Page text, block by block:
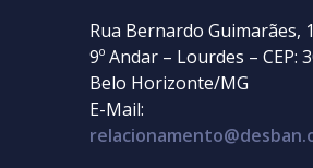
Rua Bernardo Guimarães,
9º Andar – Lourdes – CEP:
Belo Horizonte/MG
E-Mail: